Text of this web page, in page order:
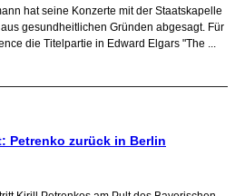
hat seine Konzerte mit der Staatskapelle
gesundheitlichen Gründen abgesagt. Für
die Titelpartie in Edward Elgars "The ...
Petrenko zurück in Berlin